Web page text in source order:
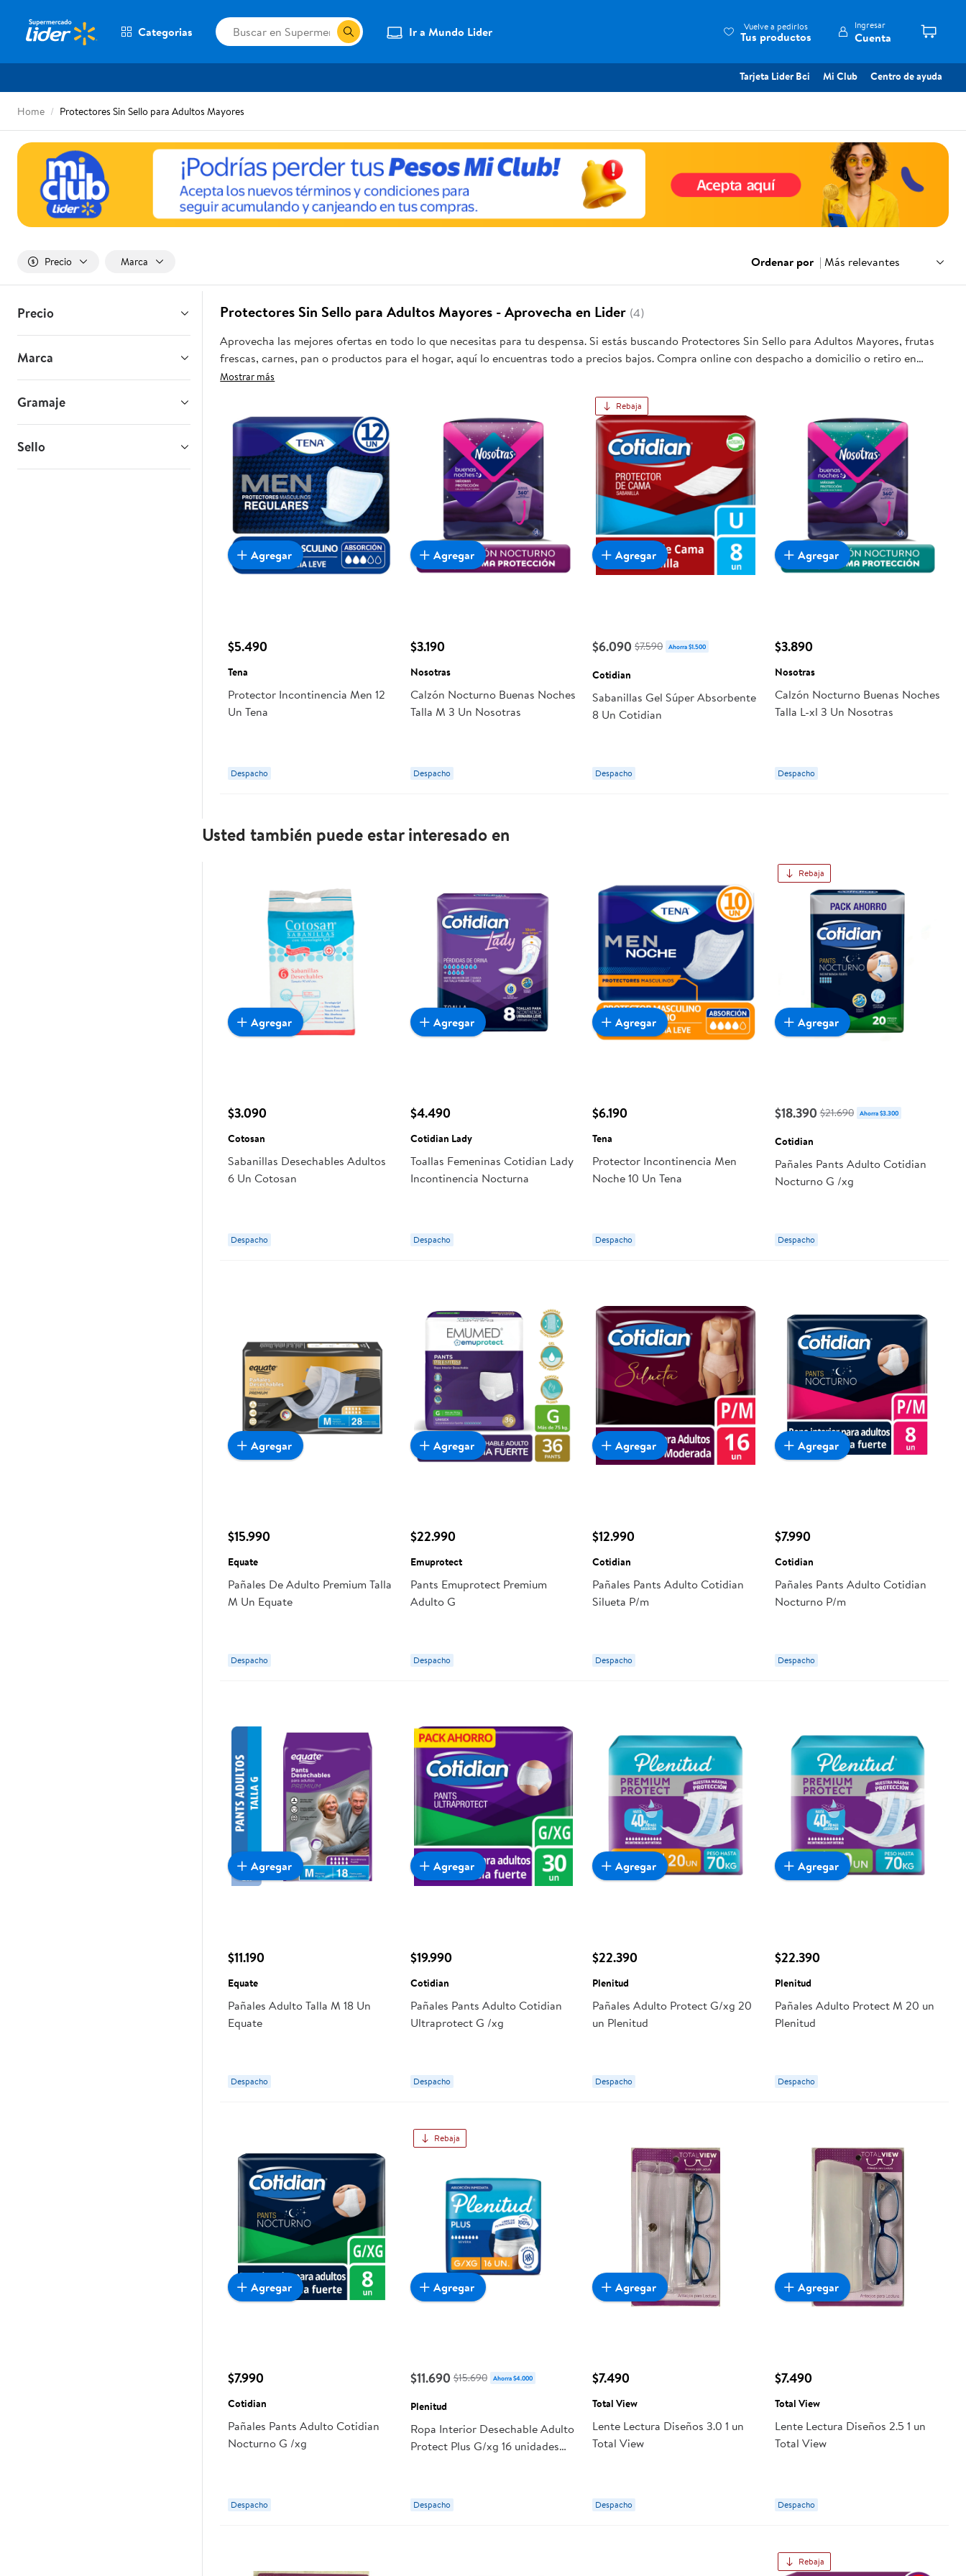
Categorias Ir a Mundo Lider Vuelve a pedirlos
Tus productos
Ingresar
Cuenta
Tarjeta Lider Bci Mi Club Centro de ayuda
Home Protectores Sin Sello para Adultos Mayores
Precio Marca Ordenar por | Más relevantes
Precio
Marca
Gramaje
Sello
Protectores Sin Sello para Adultos Mayores - Aprovecha en Lider (4)
Aprovecha las mejores ofertas en todo lo que necesitas para tu despensa. Si estás buscando Protectores Sin Sello para Adultos Mayores, frutas
frescas, carnes, pan o productos para el hogar, aquí lo encuentras todo a precios bajos. Compra online con despacho a domicilio o retiro en
tienda, y haz que esta oportunidad sea realmente conveniente para ti y tu familia.
Mostrar más
$5.490
Tena
Protector Incontinencia Men 12
Un Tena
Despacho
Agregar
$3.190
Nosotras
Calzón Nocturno Buenas Noches
Talla M 3 Un Nosotras
Despacho
Agregar
Rebaja
$6.090 $7.590 Ahorra $1.500
Cotidian
Sabanillas Gel Súper Absorbente
8 Un Cotidian
Despacho
Agregar
$3.890
Nosotras
Calzón Nocturno Buenas Noches
Talla L-xl 3 Un Nosotras
Despacho
Agregar
Usted también puede estar interesado en
$3.090
Cotosan
Sabanillas Desechables Adultos
6 Un Cotosan
Despacho
Agregar
$4.490
Cotidian Lady
Toallas Femeninas Cotidian Lady
Incontinencia Nocturna
Despacho
Agregar
$6.190
Tena
Protector Incontinencia Men
Noche 10 Un Tena
Despacho
Agregar
Rebaja
$18.390 $21.690 Ahorra $3.300
Cotidian
Pañales Pants Adulto Cotidian
Nocturno G /xg
Despacho
Agregar
$15.990
Equate
Pañales De Adulto Premium Talla
M Un Equate
Despacho
Agregar
$22.990
Emuprotect
Pants Emuprotect Premium
Adulto G
Despacho
Agregar
$12.990
Cotidian
Pañales Pants Adulto Cotidian
Silueta P/m
Despacho
Agregar
$7.990
Cotidian
Pañales Pants Adulto Cotidian
Nocturno P/m
Despacho
Agregar
$11.190
Equate
Pañales Adulto Talla M 18 Un
Equate
Despacho
Agregar
$19.990
Cotidian
Pañales Pants Adulto Cotidian
Ultraprotect G /xg
Despacho
Agregar
$22.390
Plenitud
Pañales Adulto Protect G/xg 20
un Plenitud
Despacho
Agregar
$22.390
Plenitud
Pañales Adulto Protect M 20 un
Plenitud
Despacho
Agregar
$7.990
Cotidian
Pañales Pants Adulto Cotidian
Nocturno G /xg
Despacho
Agregar
Rebaja
$11.690 $15.690 Ahorra $4.000
Plenitud
Ropa Interior Desechable Adulto
Protect Plus G/xg 16 unidades
Despacho
Agregar
$7.490
Total View
Lente Lectura Diseños 3.0 1 un
Total View
Despacho
Agregar
$7.490
Total View
Lente Lectura Diseños 2.5 1 un
Total View
Despacho
Agregar
Rebaja